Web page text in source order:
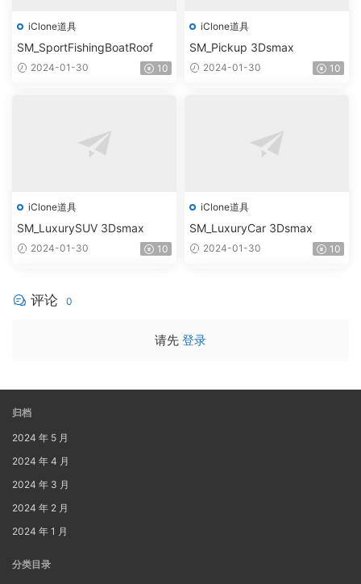
iClone道具
SM_SportFishingBoatRoof
2024-01-30 10
iClone道具
SM_Pickup 3Dsmax
2024-01-30 10
iClone道具
SM_LuxurySUV 3Dsmax
2024-01-30 10
iClone道具
SM_LuxuryCar 3Dsmax
2024-01-30 10
评论 0
请先 登录
归档
2024 年 5 月
2024 年 4 月
2024 年 3 月
2024 年 2 月
2024 年 1 月
分类目录